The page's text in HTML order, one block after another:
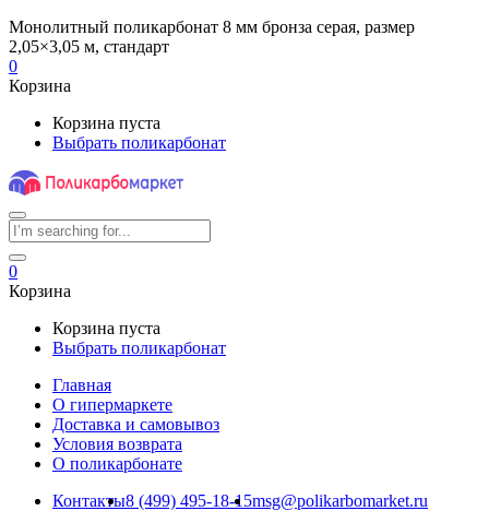
Монолитный поликарбонат 8 мм бронза серая, размер
2,05×3,05 м, стандарт
0
Корзина
Корзина пуста
Выбрать поликарбонат
0
Корзина
Корзина пуста
Выбрать поликарбонат
Главная
О гипермаркете
Доставка и самовывоз
Условия возврата
О поликарбонате
Контакты8 (499) 495-18-15msg@polikarbomarket.ru